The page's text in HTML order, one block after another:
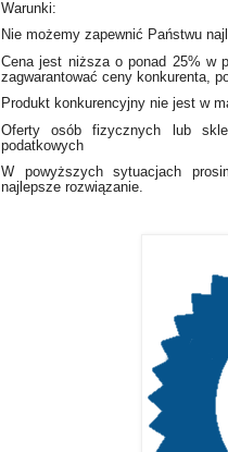
Warunki:
Nie możemy zapewnić Państwu
Cena jest niższa o ponad 25% w
zagwarantować ceny konkurenta,
Produkt konkurencyjny nie jest w
Oferty osób fizycznych lub
podatkowych
W powyższych sytuacjach
najlepsze rozwiązanie.